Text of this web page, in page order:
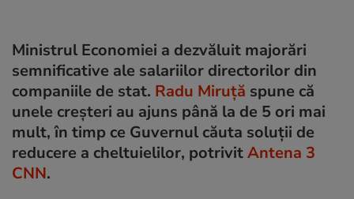
Ministrul Economiei a dezvăluit majorări
semnificative ale salariilor directorilor din
companiile de stat. Radu Miruță spune că
unele creșteri au ajuns până la de 5 ori mai
mult, în timp ce Guvernul căuta soluții de
reducere a cheltuielilor, potrivitAntena 3
CNN.